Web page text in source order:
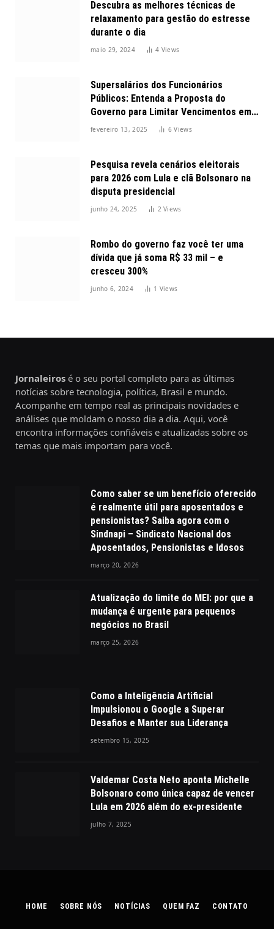
Descubra as melhores técnicas de
relaxamento para gestão do estresse
durante o dia
maio 29, 2024 4 Views
Supersalários dos Funcionários
Públicos: Entenda a Proposta do
Governo para Limitar Vencimentos em
2025
fevereiro 13, 2025 6Views
Pesquisa revela cenários eleitorais
para 2026 com Lula e clã Bolsonaro na
disputa presidencial
junho 24, 2025 2Views
Rombo do governo faz você ter uma
dívida que já soma R$ 33 mil – e
cresceu 300%
junho 6, 2024 1 Views
Jornaleiros é o seu portal completo para as últimas
notícias sobre tecnologia, política, Brasil e mundo.
Acompanhe em tempo real as principais novidades e
análises que moldam o nosso dia a dia. Aqui, você
encontra informações confiáveis e atualizadas sobre os
temas que mais importam para você.
Como saber se um benefício oferecido
é realmente útil para aposentados e
pensionistas? Saiba agora com o
Sindnapi – Sindicato Nacional dos
Aposentados, Pensionistas e Idosos
março 20, 2026
Atualização do limite do MEI: por que a
mudança é urgente para pequenos
negócios no Brasil
março 25, 2026
Como a Inteligência Artificial
Impulsionou o Google a Superar
Desafios e Manter sua Liderança
setembro 15, 2025
Valdemar Costa Neto aponta Michelle
Bolsonaro como única capaz de vencer
Lula em 2026 além do ex-presidente
julho 7, 2025
HOME SOBRE NÓS NOTÍCIAS QUEM FAZ CONTATO